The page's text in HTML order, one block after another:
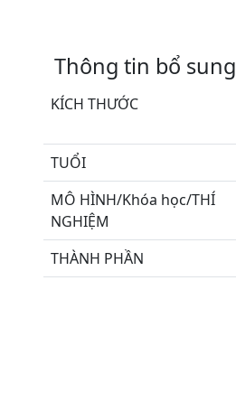
Thông tin bổ sung
KÍCH THƯỚC
TUỔI
MÔ HÌNH/Khóa học/THÍ
NGHIỆM
THÀNH PHẦN